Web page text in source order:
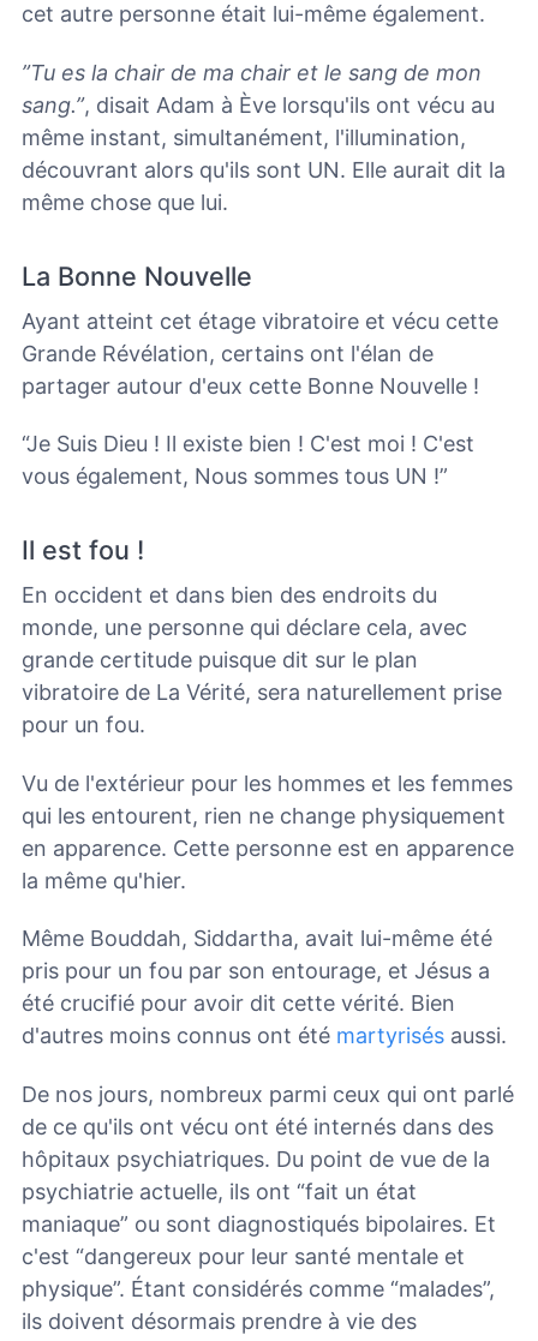
cet autre personne était lui-même également.
”Tu es la chair de ma chair et le sang de mon
sang.”, disait Adam à Ève lorsqu'ils ont vécu au
même instant, simultanément, l'illumination,
découvrant alors qu'ils sont UN. Elle aurait dit la
même chose que lui.
La Bonne Nouvelle
Ayant atteint cet étage vibratoire et vécu cette
Grande Révélation, certains ont l'élan de
partager autour d'eux cette Bonne Nouvelle !
“Je Suis Dieu ! Il existe bien ! C'est moi ! C'est
vous également, Nous sommes tous UN !”
Il est fou !
En occident et dans bien des endroits du
monde, une personne qui déclare cela, avec
grande certitude puisque dit sur le plan
vibratoire de La Vérité, sera naturellement prise
pour un fou.
Vu de l'extérieur pour les hommes et les femmes
qui les entourent, rien ne change physiquement
en apparence. Cette personne est en apparence
la même qu'hier.
Même Bouddah, Siddartha, avait lui-même été
pris pour un fou par son entourage, et Jésus a
été crucifié pour avoir dit cette vérité. Bien
d'autres moins connus ont été martyrisés aussi.
De nos jours, nombreux parmi ceux qui ont parlé
de ce qu'ils ont vécu ont été internés dans des
hôpitaux psychiatriques. Du point de vue de la
psychiatrie actuelle, ils ont “fait un état
maniaque” ou sont diagnostiqués bipolaires. Et
c'est “dangereux pour leur santé mentale et
physique”. Étant considérés comme “malades”,
ils doivent désormais prendre à vie des